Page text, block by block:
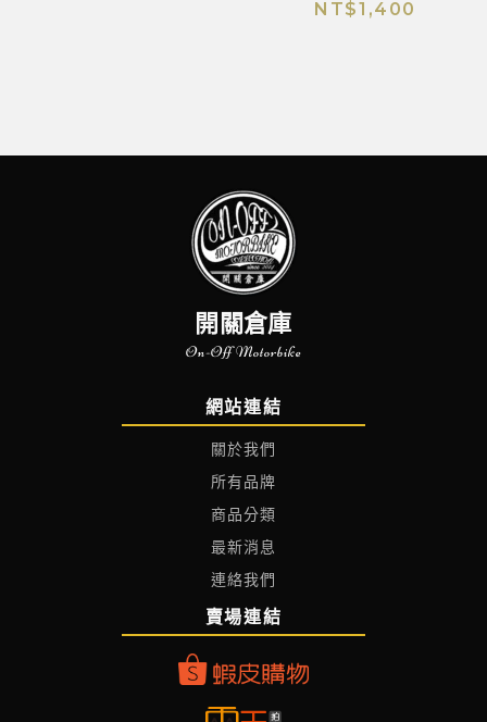
NT$1,400
開關倉庫
On-Off Motorbike
網站連結
關於我們
所有品牌
商品分類
最新消息
連絡我們
賣場連結